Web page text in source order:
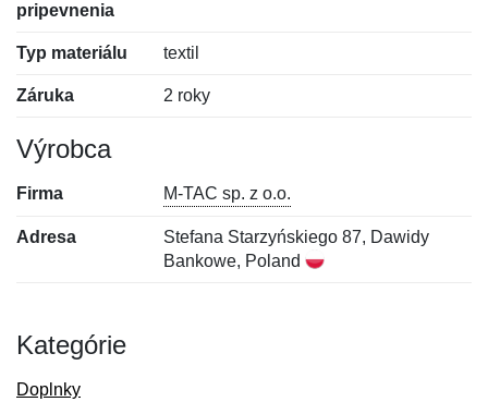
pripevnenia
Typ materiálu textil
Záruka 2 roky
Výrobca
Firma M-TAC sp. z o.o.
Adresa
Stefana Starzyńskiego 87, Dawidy
Bankowe, Poland
Kategórie
Doplnky